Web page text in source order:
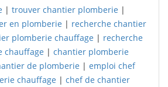
| trouver chantier plomberie |
en plomberie | recherche chantier
plomberie chauffage | recherche
chauffage | chantier plomberie
de plomberie | emploi chef
chauffage | chef de chantier